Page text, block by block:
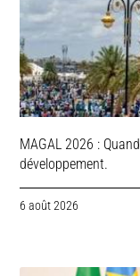
MAGAL 2026 :
développement.
6 août 2026